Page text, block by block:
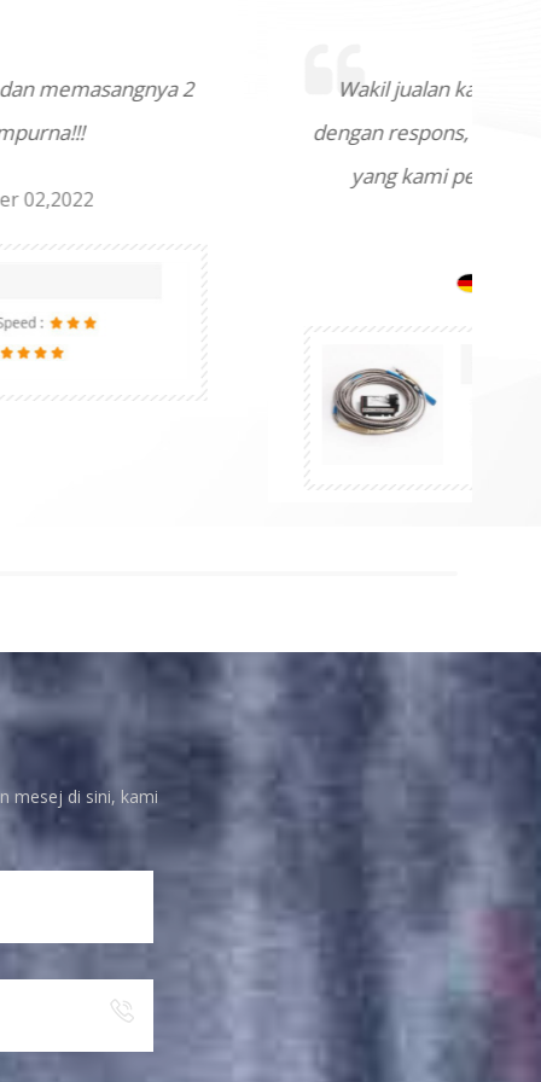
Wakil jualan kami William gembira untuk bercakap
respons, petikan dan memastikan kami
yang kami perlukan dengan sebaik mungkin.
Al***er 16:29 August 02,2022
mesej di sini, kami